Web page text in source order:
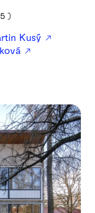
❫
Kusý